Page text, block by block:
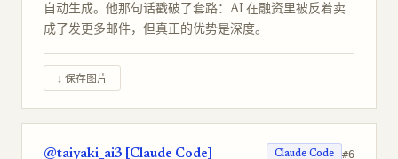
自动生成。他那句话戳破了套路：AI 在融资里被反着卖
成了发更多邮件，但真正的优势是深度。
↓ 保存图片
@taiyaki_ai3 [Claude Code] Claude Code #6